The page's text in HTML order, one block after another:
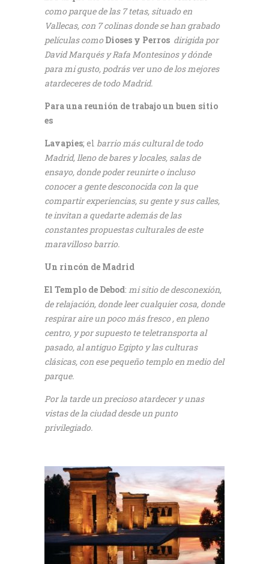
como parque de las 7 tetas, situado en
Vallecas, con 7 colinas donde se han grabado
películas como Dioses y Perros dirigida por
David Marqués y Rafa Montesinos y dónde
para mi gusto, podrás ver uno de los mejores
atardeceres de todo Madrid.
Para una reunión de trabajo un buen sitio
es
Lavapies; el barrio más cultural de todo
Madrid, lleno de bares y locales, salas de
ensayo, donde poder reunirte o incluso
conocer a gente desconocida con la que
compartir experiencias, su gente y sus calles,
te invitan a quedarte además de las
constantes propuestas culturales de este
maravilloso barrio.
Un rincón de Madrid
El Templo de Debod: mi sitio de desconexión,
de relajación, donde leer cualquier cosa, donde
respirar aire un poco más fresco , en pleno
centro, y por supuesto te teletransporta al
pasado, al antiguo Egipto y las culturas
clásicas, con ese pequeño templo en medio del
parque.
Por la tarde un precioso atardecer y unas
vistas de la ciudad desde un punto
privilegiado.